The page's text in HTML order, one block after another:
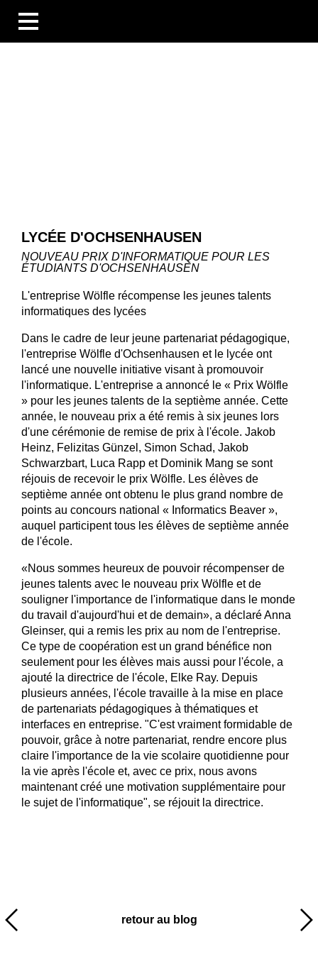
LES ENTREPRISES
CARRIÈRE
TÉLÉCHARGEMENTS
DEENFR
LYCÉE D'OCHSENHAUSEN
NOUVEAU PRIX D'INFORMATIQUE POUR LES
ÉTUDIANTS D'OCHSENHAUSEN
L'entreprise Wölfle récompense les jeunes talents
informatiques des lycées
Dans le cadre de leur jeune partenariat pédagogique,
l'entreprise Wölfle d'Ochsenhausen et le lycée ont
lancé une nouvelle initiative visant à promouvoir
l'informatique. L'entreprise a annoncé le « Prix Wölfle
» pour les jeunes talents de la septième année. Cette
année, le nouveau prix a été remis à six jeunes lors
d'une cérémonie de remise de prix à l'école. Jakob
Heinz, Felizitas Günzel, Simon Schad, Jakob
Schwarzbart, Luca Rapp et Dominik Mang se sont
réjouis de recevoir le prix Wölfle. Les élèves de
septième année ont obtenu le plus grand nombre de
points au concours national « Informatics Beaver »,
auquel participent tous les élèves de septième année
de l'école.
«Nous sommes heureux de pouvoir récompenser de
jeunes talents avec le nouveau prix Wölfle et de
souligner l'importance de l'informatique dans le monde
du travail d'aujourd'hui et de demain», a déclaré Anna
Gleinser, qui a remis les prix au nom de l'entreprise.
Ce type de coopération est un grand bénéfice non
seulement pour les élèves mais aussi pour l'école, a
ajouté la directrice de l'école, Elke Ray. Depuis
plusieurs années, l'école travaille à la mise en place
de partenariats pédagogiques à thématiques et
interfaces en entreprise. "C'est vraiment formidable de
pouvoir, grâce à notre partenariat, rendre encore plus
claire l'importance de la vie scolaire quotidienne pour
la vie après l'école et, avec ce prix, nous avons
maintenant créé une motivation supplémentaire pour
le sujet de l'informatique", se réjouit la directrice.
retour au blog